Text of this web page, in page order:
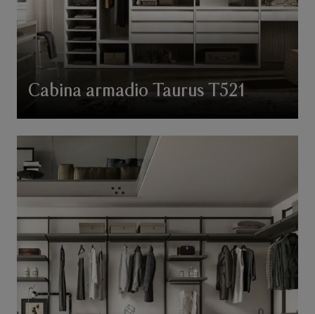
Cabina armadio Taurus T521